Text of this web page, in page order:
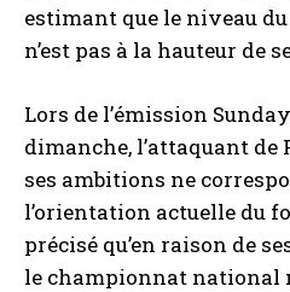
estimant que le niveau
n’est pas à la hauteur de
Lors de l’émission
dimanche, l’attaquant de
ses ambitions ne
l’orientation actuelle du
précisé qu’en raison de
le championnat national